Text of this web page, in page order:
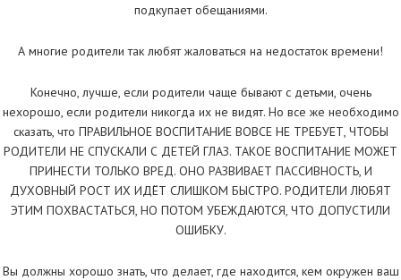
подкупает обещаниями.
А многие родители так любят жаловаться на недостаток времени!
Конечно, лучше, если родители чаще бывают с детьми, очень
нехорошо, если родители никогда их не видят. Но все же необходимо
сказать, что ПРАВИЛЬНОЕ ВОСПИТАНИЕ ВОВСЕ НЕ ТРЕБУЕТ, ЧТОБЫ
РОДИТЕЛИ НЕ СПУСКАЛИ С ДЕТЕЙ ГЛАЗ. ТАКОЕ ВОСПИТАНИЕ МОЖЕТ
ПРИНЕСТИ ТОЛЬКО ВРЕД. ОНО РАЗВИВАЕТ ПАССИВНОСТЬ, И
ДУХОВНЫЙ РОСТ ИХ ИДЁТ СЛИШКОМ БЫСТРО. РОДИТЕЛИ ЛЮБЯТ
ЭТИМ ПОХВАСТАТЬСЯ, НО ПОТОМ УБЕЖДАЮТСЯ, ЧТО ДОПУСТИЛИ
ОШИБКУ.
Вы должны хорошо знать, что делает, где находится, кем окружен ваш